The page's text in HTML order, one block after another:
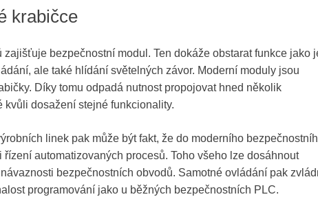
krabičce
bezpečnostní modul. Ten dokáže obstarat funkce jako
ale také hlídání světelných závor. Moderní moduly jsou
Díky tomu odpadá nutnost propojovat hned několik
dosažení stejné funkcionality.
linek pak může být fakt, že do moderního
automatizovaných procesů. Toho všeho lze dosáhnout
bezpečnostních obvodů. Samotné ovládání pak
programování jako u běžných bezpečnostních PLC.